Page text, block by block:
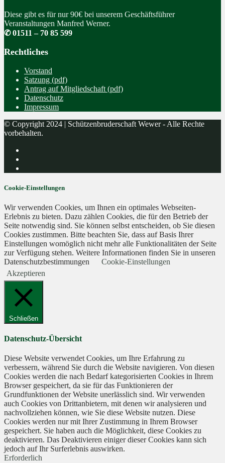
Diese gibt es für nur 90€ bei unserem Geschäftsführer
Veranstaltungen Manfred Werner.
✆ 01511 – 70 85 599
Rechtliches
Vorstand
Satzung (pdf)
Antrag auf Mitgliedschaft (pdf)
Datenschutz
Impressum
© Copyright 2024 | Schützenbruderschaft Wewer - Alle Rechte
vorbehalten.
Cookie-Einstellungen
Wir verwenden Cookies, um Ihnen ein optimales Webseiten-
Erlebnis zu bieten. Dazu zählen Cookies, die für den Betrieb der
Seite notwendig sind. Sie können selbst entscheiden, ob Sie diesen
Cookies zustimmen. Bitte beachten Sie, dass auf Basis Ihrer
Einstellungen womöglich nicht mehr alle Funktionalitäten der Seite
zur Verfügung stehen. Weitere Informationen finden Sie in unseren
Datenschutzbestimmungen
Cookie-Einstellungen
Akzeptieren
Schließen
Datenschutz-Übersicht
Diese Website verwendet Cookies, um Ihre Erfahrung zu
verbessern, während Sie durch die Website navigieren. Von diesen
Cookies werden die nach Bedarf kategorisierten Cookies in Ihrem
Browser gespeichert, da sie für das Funktionieren der
Grundfunktionen der Website unerlässlich sind. Wir verwenden
auch Cookies von Drittanbietern, mit denen wir analysieren und
nachvollziehen können, wie Sie diese Website nutzen. Diese
Cookies werden nur mit Ihrer Zustimmung in Ihrem Browser
gespeichert. Sie haben auch die Möglichkeit, diese Cookies zu
deaktivieren. Das Deaktivieren einiger dieser Cookies kann sich
jedoch auf Ihr Surferlebnis auswirken.
Erforderlich